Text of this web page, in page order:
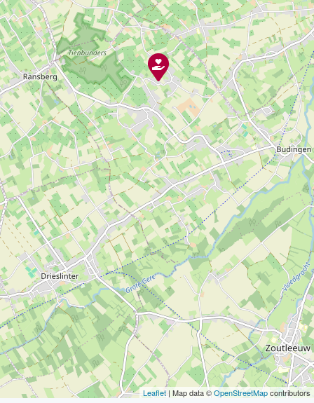
Leaflet| Map data ©OpenStreetMapcontributors